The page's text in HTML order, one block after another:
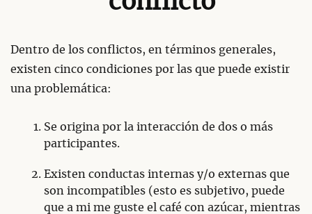
Dentro de los conflictos, en términos generales,
existen cinco condiciones por las que puede existir
una problemática:
Se origina por la interacción de dos o más
participantes.
Existen conductas internas y/o externas que
son incompatibles (esto es subjetivo, puede
que a mi me guste el café con azúcar, mientras